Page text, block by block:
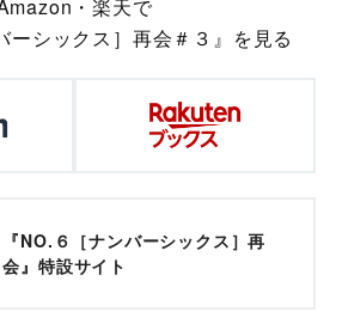
・楽天で
ーシックス］再会＃３』を見る
『NO.６［ナンバーシックス］再
会』特設サイト